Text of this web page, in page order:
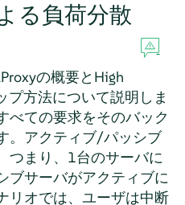
る負荷分散
の概要とHigh
方法について説明しま
べての要求をそのバック
。アクティブ/パッシブ
つまり、1台のサーバに
ブサーバがアクティブに
リオでは、ユーザは中断